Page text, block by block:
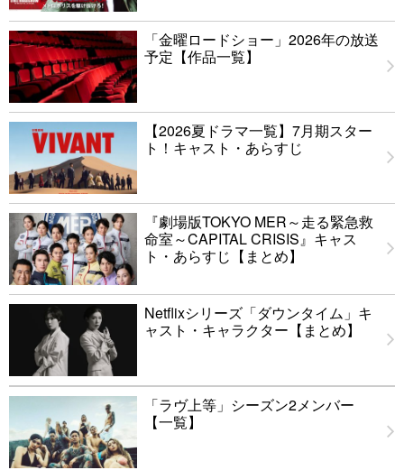
「金曜ロードショー」2026年の放送
予定【作品一覧】
【2026夏ドラマ一覧】7月期スター
ト！キャスト・あらすじ
『劇場版TOKYO MER～走る緊急救
命室～CAPITAL CRISIS』キャス
ト・あらすじ【まとめ】
Netflixシリーズ「ダウンタイム」キ
ャスト・キャラクター【まとめ】
「ラヴ上等」シーズン2メンバー
【一覧】